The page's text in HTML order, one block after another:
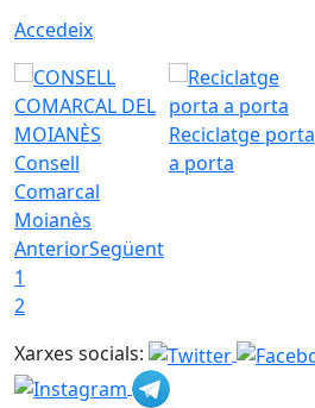
Accedeix
Consell
Comarcal
Moianès
Reciclatge porta
a porta
AnteriorSegüent
1
2
Xarxes socials: